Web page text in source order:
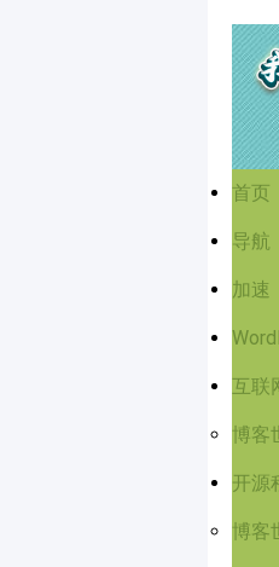
首页
导航
加速
互联
博客
开源
博客